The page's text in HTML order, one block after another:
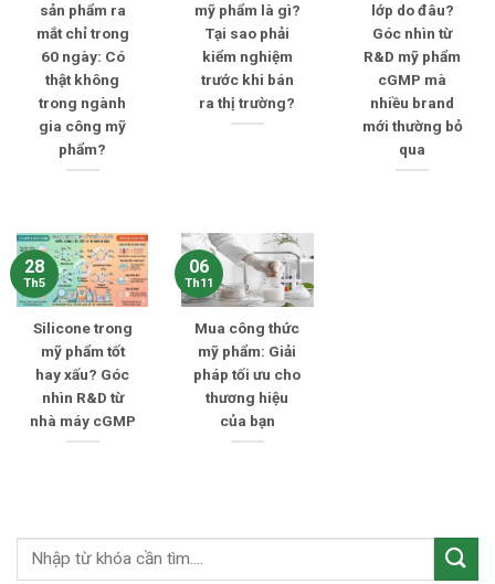
sản phẩm ra
mắt chỉ trong
60 ngày: Có
thật không
trong ngành
gia công mỹ
phẩm?
mỹ phẩm là gì?
Tại sao phải
kiểm nghiệm
trước khi bán
ra thị trường?
lớp do đâu?
Góc nhìn từ
R&D mỹ phẩm
cGMP mà
nhiều brand
mới thường bỏ
qua
Silicone trong
mỹ phẩm tốt
hay xấu? Góc
nhìn R&D từ
nhà máy cGMP
28
Th5
Mua công thức
mỹ phẩm: Giải
pháp tối ưu cho
thương hiệu
của bạn
06
Th11